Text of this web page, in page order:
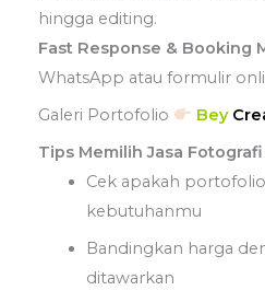
hingga editing.
Fast Response & Booking
WhatsApp atau formulir
Galeri Portofolio
Bey
Tips Memilih Jasa
Cek apakah
kebutuhanmu
Bandingkan harga
ditawarkan